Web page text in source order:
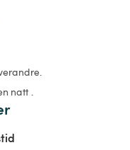
natt .